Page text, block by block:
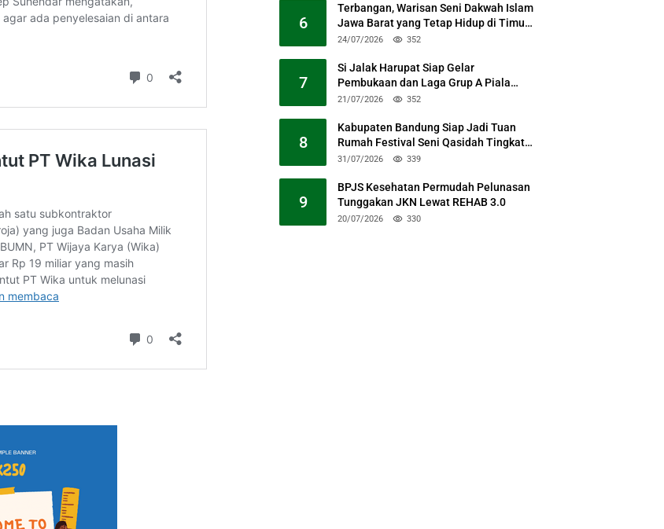
6
Terbangan, Warisan Seni Dakwah Islam
Jawa Barat yang Tetap Hidup di Timur
Kabupaten Bandung
24/07/2026 352
7
Si Jalak Harupat Siap Gelar
Pembukaan dan Laga Grup A Piala
Presiden 2026 Sabtu Mendatang
21/07/2026 352
8
Kabupaten Bandung Siap Jadi Tuan
Rumah Festival Seni Qasidah Tingkat
Nasional
31/07/2026 339
9
BPJS Kesehatan Permudah Pelunasan
Tunggakan JKN Lewat REHAB 3.0
20/07/2026 330